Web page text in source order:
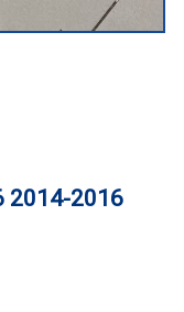
2014-2016